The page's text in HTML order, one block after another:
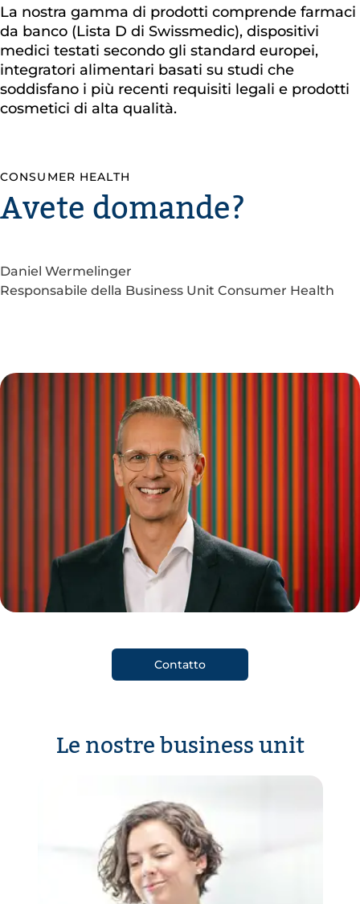
La nostra gamma di prodotti comprende farmaci
da banco (Lista D di Swissmedic), dispositivi
medici testati secondo gli standard europei,
integratori alimentari basati su studi che
soddisfano i più recenti requisiti legali e prodotti
cosmetici di alta qualità.
Contatto
CONSUMER HEALTH
Avete domande?
Daniel Wermelinger
Responsabile della Business Unit Consumer Health
Le nostre business unit